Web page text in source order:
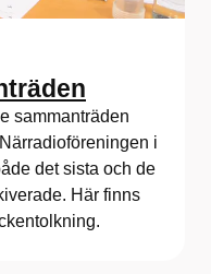
sammanträden
i
det sista och de
Här finns